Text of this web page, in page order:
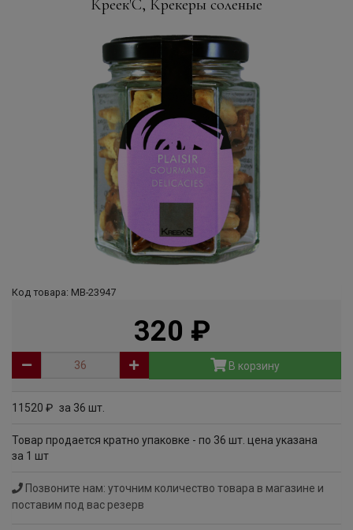
Креек'С, Крекеры соленые
Код товара: МВ-23947
320
В корзину
11520 руб
за 36 шт.
Товар продается кратно упаковке - по 36 шт. цена указана
за 1 шт
Позвоните нам: уточним количество товара в магазине и
поставим под вас резерв